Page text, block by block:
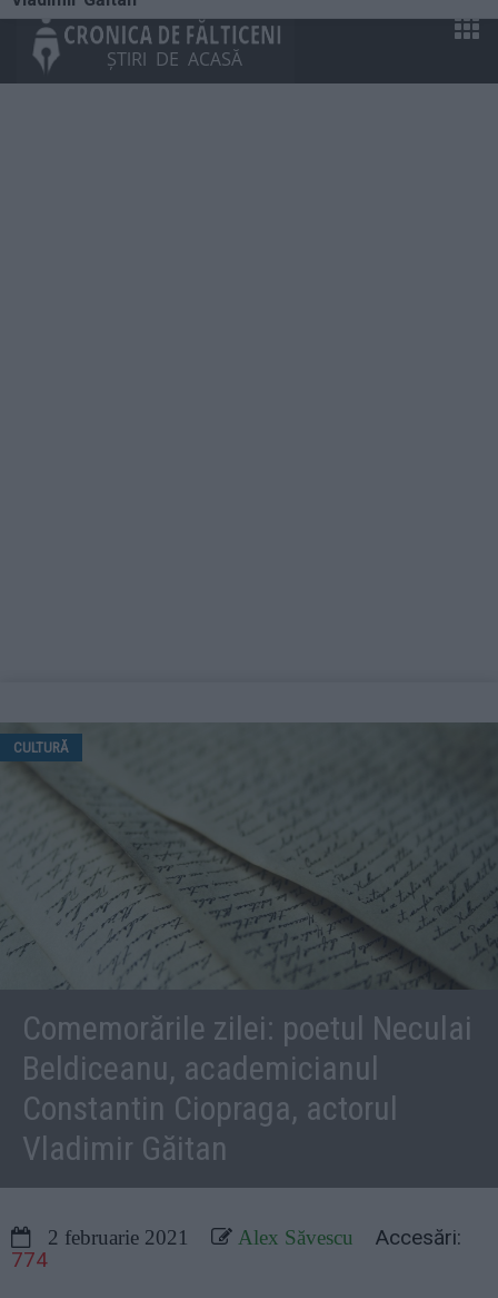
CULTURĂ
Comemorările zilei: poetul Neculai
Beldiceanu, academicianul
Constantin Ciopraga, actorul
Vladimir Găitan
2 februarie 2021 Alex Săvescu
Accesări:
774